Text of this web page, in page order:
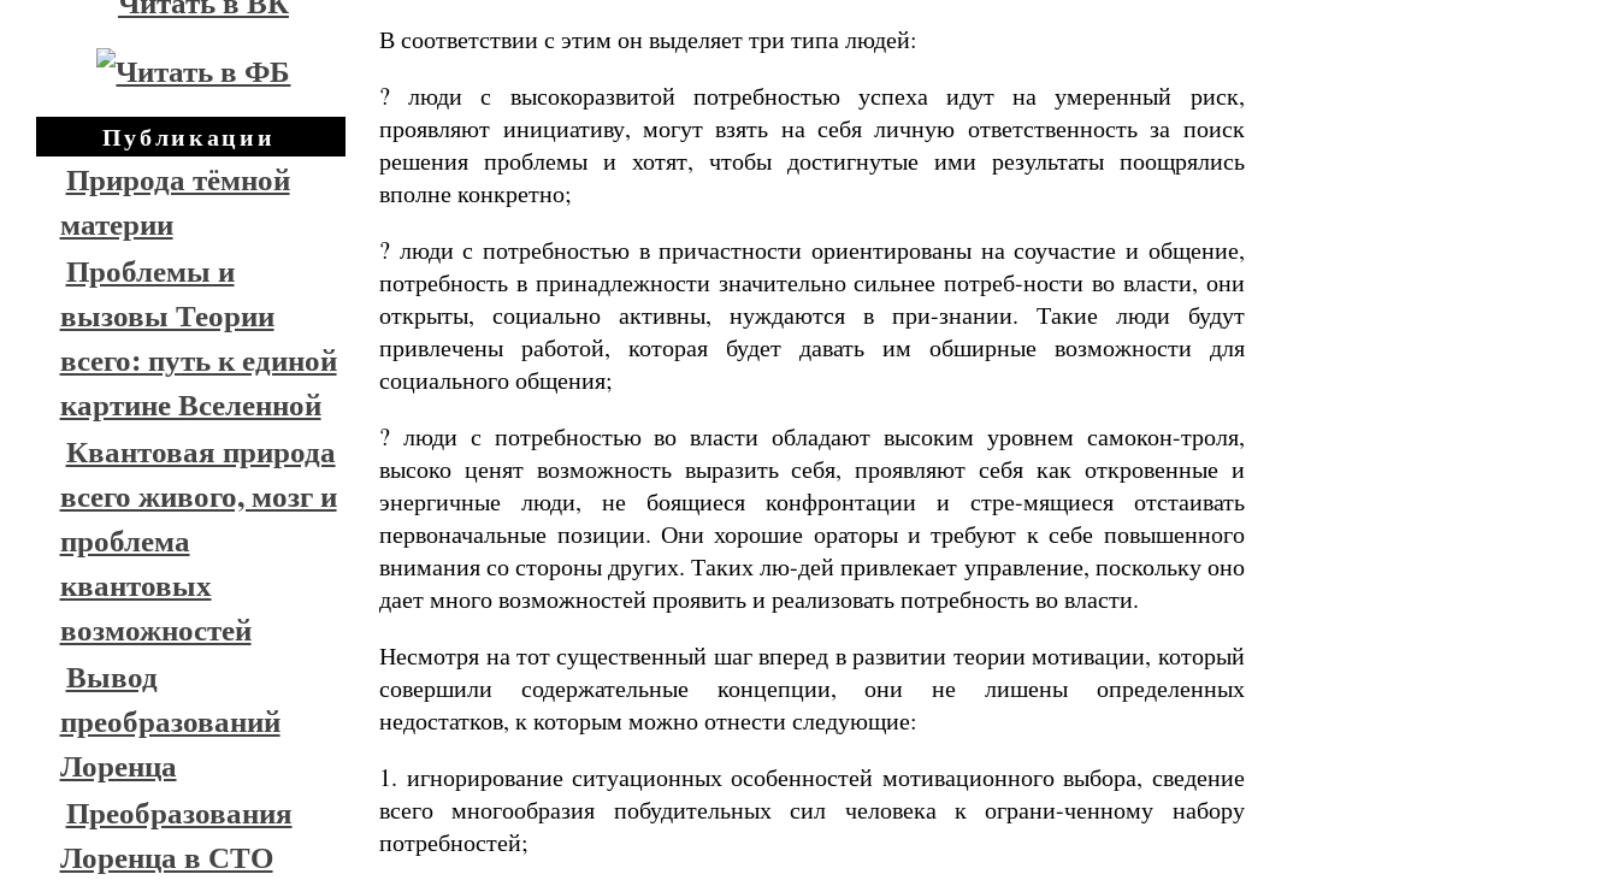
Публикации
Природа тёмной
материи
Проблемы и
вызовы Теории
всего: путь к единой
картине Вселенной
Квантовая природа
всего живого, мозг и
проблема
квантовых
возможностей
Вывод
преобразований
Лоренца
Преобразования
Лоренца в СТО
В соответствии с этим он выделяет три типа людей:
? люди с высокоразвитой потребностью успеха идут на умеренный риск,
проявляют инициативу, могут взять на себя личную ответственность за поиск
решения проблемы и хотят, чтобы достигнутые ими результаты поощрялись
вполне конкретно;
? люди с потребностью в причастности ориентированы на соучастие и общение,
потребность в принадлежности значительно сильнее потреб-ности во власти, они
открыты, социально активны, нуждаются в при-знании. Такие люди будут
привлечены работой, которая будет давать им обширные возможности для
социального общения;
? люди с потребностью во власти обладают высоким уровнем самокон-троля,
высоко ценят возможность выразить себя, проявляют себя как откровенные и
энергичные люди, не боящиеся конфронтации и стре-мящиеся отстаивать
первоначальные позиции. Они хорошие ораторы и требуют к себе повышенного
внимания со стороны других. Таких лю-дей привлекает управление, поскольку оно
дает много возможностей проявить и реализовать потребность во власти.
Несмотря на тот существенный шаг вперед в развитии теории мотивации, который
совершили содержательные концепции, они не лишены определенных
недостатков, к которым можно отнести следующие:
1. игнорирование ситуационных особенностей мотивационного выбора, сведение
всего многообразия побудительных сил человека к ограни-ченному набору
потребностей;